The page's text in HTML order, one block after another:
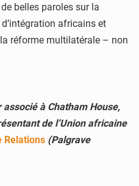
belles paroles sur la
africains et
réforme multilatérale – non
à Chatham House,
de l’Union africaine
Relations (Palgrave